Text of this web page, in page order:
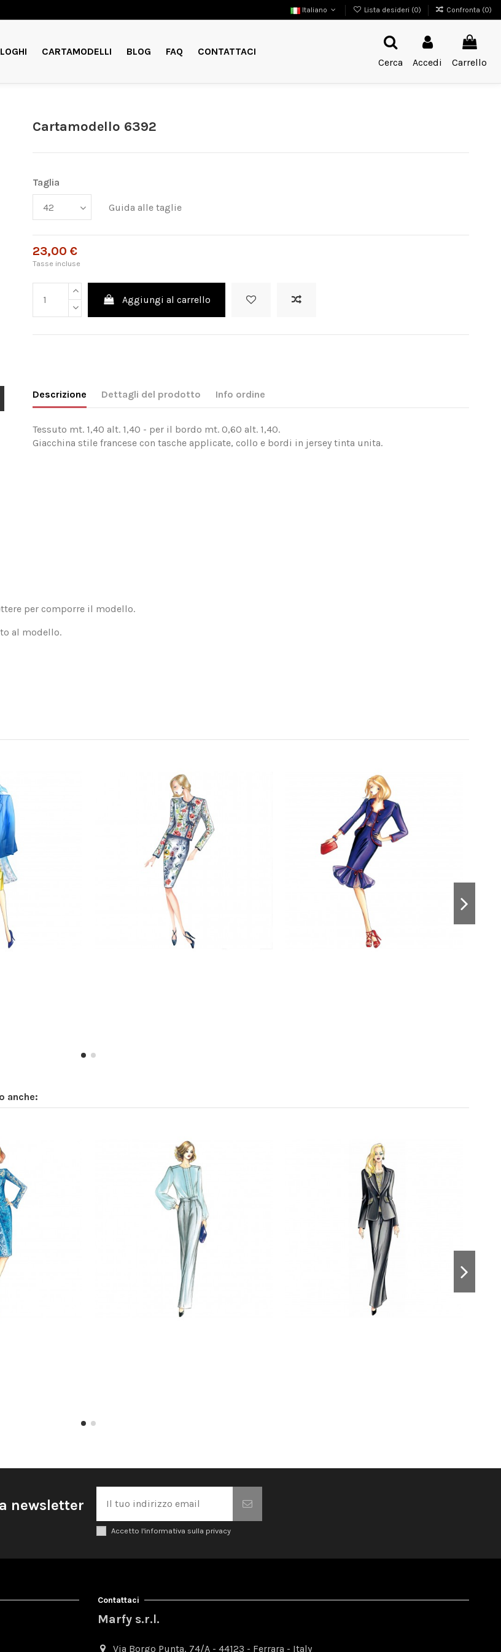
Italiano Lista desideri (0) Confronta (0)
CARTAMODELLI BLOG FAQ
CONTATTACI
Cerca
Accedi Carrello
Cartamodello 6392
Taglia
Guida alle taglie
23,00 €
Tasse incluse
Aggiungi al carrello
Descrizione Dettagli del prodotto Info ordine
Tessuto mt. 1,40 alt. 1,40 - per il bordo mt. 0,60 alt. 1,40.
Giacchina stile francese con tasche applicate, collo e bordi in jersey tinta unita.
per comporre il modello.
al modello.
anche:
newsletter
Accetto l'informativa sulla privacy
Contattaci
Marfy s.r.l.
Via Borgo Punta, 74/A - 44123 - Ferrara - Italy